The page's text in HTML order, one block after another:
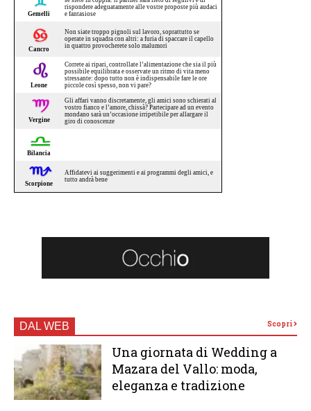
DAL WEB Scopri
Una giornata di Wedding a
Mazara del Vallo: moda,
eleganza e tradizione